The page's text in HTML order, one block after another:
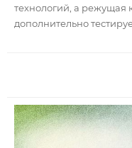
технологий, а режущая
дополнительно